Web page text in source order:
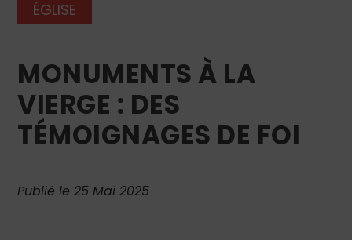
ÉGLISE
MONUMENTS À LA
VIERGE : DES
TÉMOIGNAGES DE FOI
Publié le 25 Mai 2025